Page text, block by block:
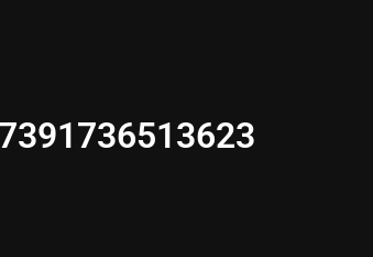
7391736513623